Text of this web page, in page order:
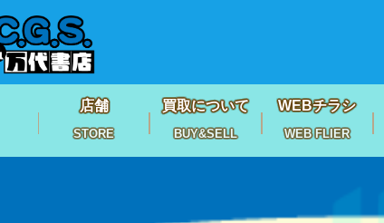
店舗
STORE
買取について
BUY&SELL
WEBチラシ
WEB FLIER